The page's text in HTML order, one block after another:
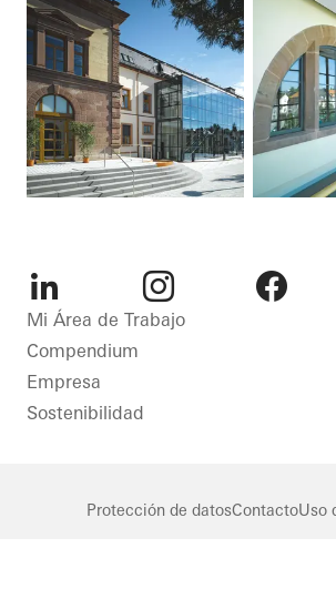
LinkedIn Instagram
Mi Área de Trabajo
Compendium
Empresa
Sostenibilidad
Protección de datosContactoUso